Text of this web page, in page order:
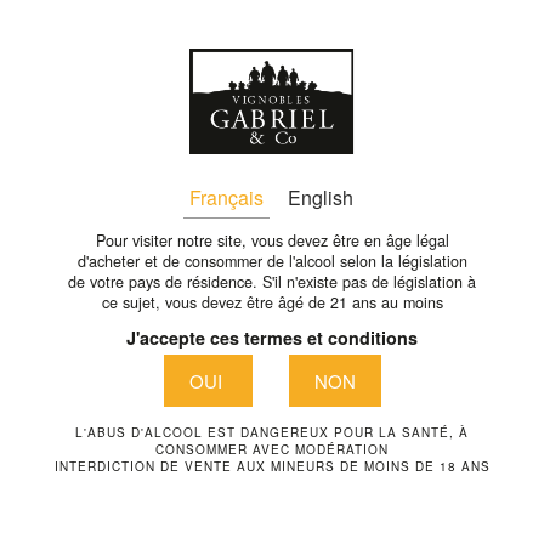
Français English
Pour visiter notre site, vous devez être en âge légal
d'acheter et de consommer de l'alcool selon la législation
de votre pays de résidence. S'il n'existe pas de législation à
ce sujet, vous devez être âgé de 21 ans au moins
J'accepte ces termes et conditions
OUI NON
L'ABUS D'ALCOOL EST DANGEREUX POUR LA SANTÉ, À
CONSOMMER AVEC MODÉRATION
INTERDICTION DE VENTE AUX MINEURS DE MOINS DE 18 ANS